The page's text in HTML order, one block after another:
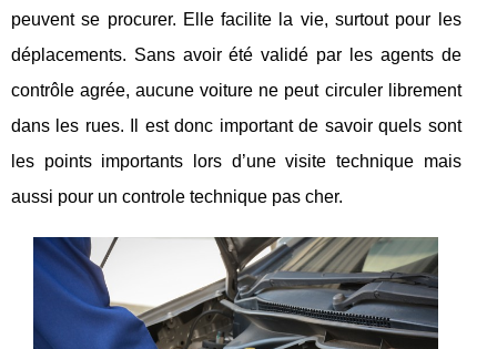
peuvent se procurer. Elle facilite la vie, surtout pour les
déplacements. Sans avoir été validé par les agents de
contrôle agrée, aucune voiture ne peut circuler librement
dans les rues. Il est donc important de savoir quels sont
les points importants lors d’une visite technique mais
aussi pour un controle technique pas cher.